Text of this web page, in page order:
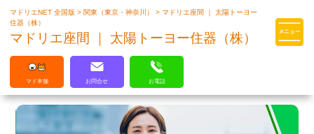
マドリエはLIXILの厳しい基準を
マドリエNET 全国版> 関東（東京・神奈川）>マドリエ座間 ｜ 太陽トーヨー
住器（株）
マドリエ座間 ｜ 太陽トーヨー住器（株）
マド本舗 お問合せ お電話